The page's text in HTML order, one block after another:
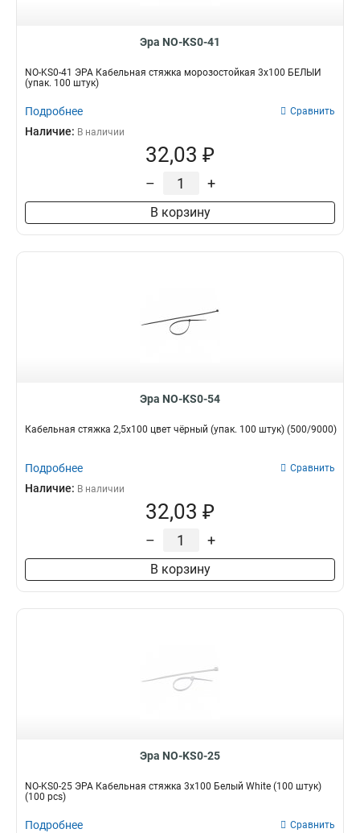
Эра NO-KS0-41
NO-KS0-41 ЭРА Кабельная стяжка морозостойкая 3x100 БЕЛЫЙ
(упак. 100 штук)
Подробнее Сравнить
Наличие: В наличии
32,03 ₽
– +
В корзину
Эра NO-KS0-54
Кабельная стяжка 2,5х100 цвет чёрный (упак. 100 штук) (500/9000)
Подробнее Сравнить
Наличие: В наличии
32,03 ₽
– +
В корзину
Эра NO-KS0-25
NO-KS0-25 ЭРА Кабельная стяжка 3х100 Белый White (100 штук)
(100 pcs)
Подробнее Сравнить